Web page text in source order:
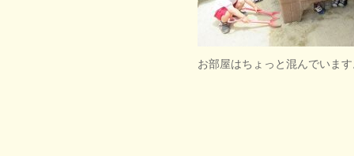
お部屋はちょっと混んでいま